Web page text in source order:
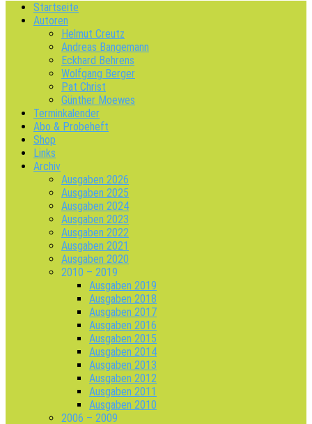
Startseite
Autoren
Helmut Creutz
Andreas Bangemann
Eckhard Behrens
Wolfgang Berger
Pat Christ
Günther Moewes
Terminkalender
Abo & Probeheft
Shop
Links
Archiv
Ausgaben 2026
Ausgaben 2025
Ausgaben 2024
Ausgaben 2023
Ausgaben 2022
Ausgaben 2021
Ausgaben 2020
2010 – 2019
Ausgaben 2019
Ausgaben 2018
Ausgaben 2017
Ausgaben 2016
Ausgaben 2015
Ausgaben 2014
Ausgaben 2013
Ausgaben 2012
Ausgaben 2011
Ausgaben 2010
2006 – 2009